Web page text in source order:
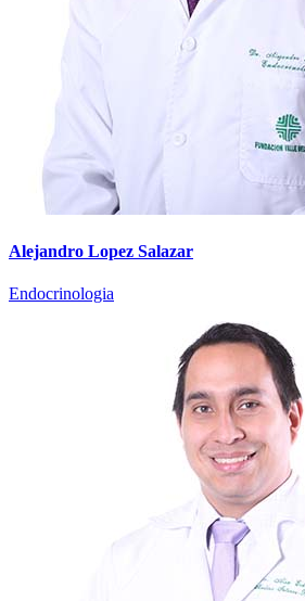
Alejandro Lopez Salazar
Endocrinologia